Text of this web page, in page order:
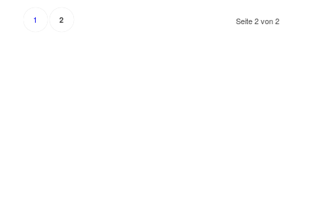
Seite 2 von 2
1 2